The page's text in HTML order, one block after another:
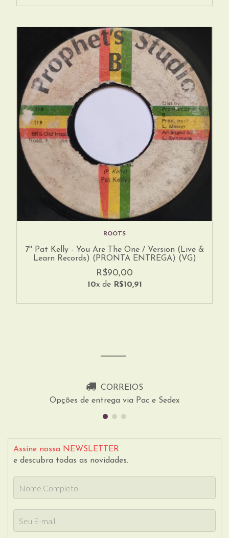
ROOTS
7'' Pat Kelly - You Are The One / Version (Live &
Learn Records) (PRONTA ENTREGA) (VG)
R$90,00
10x de R$10,91
CORREIOS
Opções de entrega via Pac e Sedex
Assine nossa NEWSLETTER
e descubra todas as novidades.